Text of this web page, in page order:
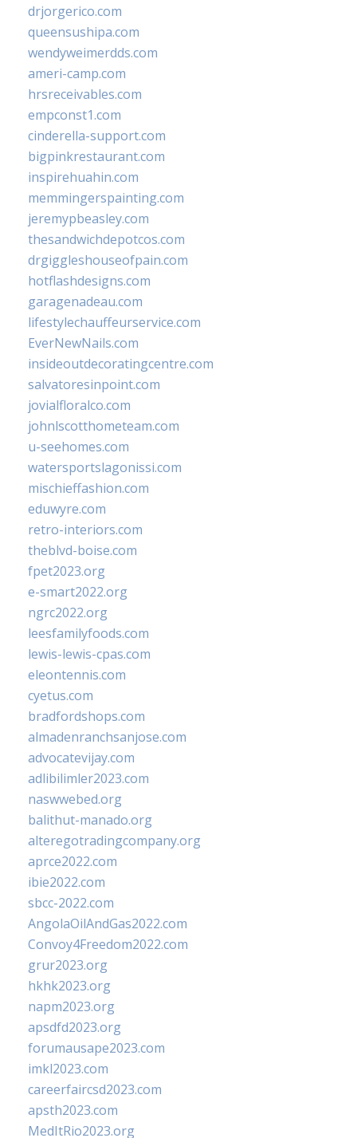
drjorgerico.com
queensushipa.com
wendyweimerdds.com
ameri-camp.com
hrsreceivables.com
empconst1.com
cinderella-support.com
bigpinkrestaurant.com
inspirehuahin.com
memmingerspainting.com
jeremypbeasley.com
thesandwichdepotcos.com
drgiggleshouseofpain.com
hotflashdesigns.com
garagenadeau.com
lifestylechauffeurservice.com
EverNewNails.com
insideoutdecoratingcentre.com
salvatoresinpoint.com
jovialfloralco.com
johnlscotthometeam.com
u-seehomes.com
watersportslagonissi.com
mischieffashion.com
eduwyre.com
retro-interiors.com
theblvd-boise.com
fpet2023.org
e-smart2022.org
ngrc2022.org
leesfamilyfoods.com
lewis-lewis-cpas.com
eleontennis.com
cyetus.com
bradfordshops.com
almadenranchsanjose.com
advocatevijay.com
adlibilimler2023.com
naswwebed.org
balithut-manado.org
alteregotradingcompany.org
aprce2022.com
ibie2022.com
sbcc-2022.com
AngolaOilAndGas2022.com
Convoy4Freedom2022.com
grur2023.org
hkhk2023.org
napm2023.org
apsdfd2023.org
forumausape2023.com
imkl2023.com
careerfaircsd2023.com
apsth2023.com
MedItRio2023.org